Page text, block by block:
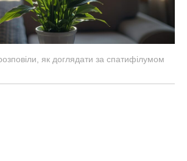
як доглядати за спатифілумом